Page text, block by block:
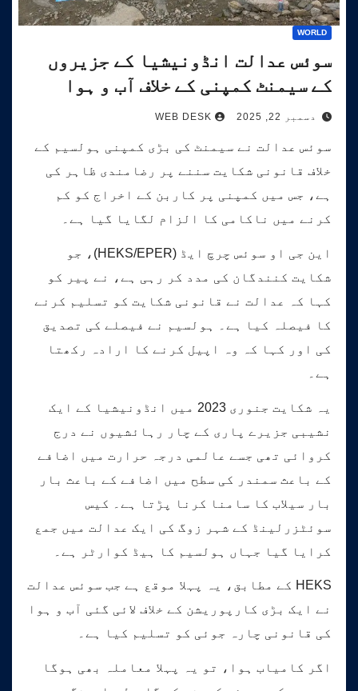
WORLD
سوئس عدالت انڈونیشیا کے جزیروں
کے سیمنٹ کمپنی کے خلاف آب و ہوا
کیس کی سماعت کرے گی۔
دسمبر 22, 2025 WEB DESK
سوئس عدالت نے سیمنٹ کی بڑی کمپنی ہولسیم کے
خلاف قانونی شکایت سننے پر رضامندی ظاہر کی
ہے، جس میں کمپنی پر کاربن کے اخراج کو کم
کرنے میں ناکامی کا الزام لگایا گیا ہے۔
این جی او سوئس چرچ ایڈ (HEKS/EPER)، جو
شکایت کنندگان کی مدد کر رہی ہے، نے پیر کو
کہا کہ عدالت نے قانونی شکایت کو تسلیم کرنے
کا فیصلہ کیا ہے۔ ہولسیم نے فیصلے کی تصدیق
کی اور کہا کہ وہ اپیل کرنے کا ارادہ رکھتا
ہے۔
یہ شکایت جنوری 2023 میں انڈونیشیا کے ایک
نشیبی جزیرے پاری کے چار رہائشیوں نے درج
کروائی تھی جسے عالمی درجہ حرارت میں اضافے
کے باعث سمندر کی سطح میں اضافے کے باعث بار
بار سیلاب کا سامنا کرنا پڑتا ہے۔ کیس
سوئٹزرلینڈ کے شہر زوگ کی ایک عدالت میں جمع
کرایا گیا جہاں ہولسیم کا ہیڈ کوارٹر ہے۔
HEKS کے مطابق، یہ پہلا موقع ہے جب سوئس عدالت
نے ایک بڑی کارپوریشن کے خلاف لائی گئی آب و ہوا
کی قانونی چارہ جوئی کو تسلیم کیا ہے۔
اگر کامیاب ہوا، تو یہ پہلا معاملہ بھی ہوگا